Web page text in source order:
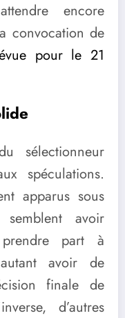
encore
convocation de
pour le 21
sélectionneur
spéculations.
apparus sous
avoir
part à
avoir de
finale de
d’autres